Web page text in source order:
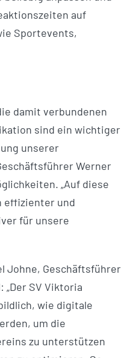
auf
Sportevents,
damit verbundenen
sind ein wichtiger
unserer
Werner
„Auf diese
effizienter und
für unsere
Johne, Geschäftsführer
SV Viktoria
wie digitale
um die
zu unterstützen